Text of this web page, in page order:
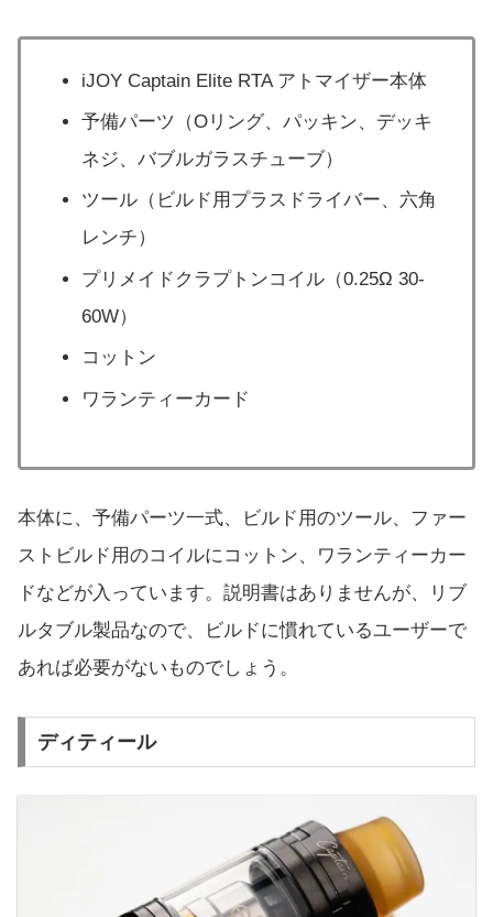
iJOY Captain Elite RTA アトマイザー本体
予備パーツ（Oリング、パッキン、デッキ
ネジ、バブルガラスチューブ）
ツール（ビルド用プラスドライバー、六角
レンチ）
プリメイドクラプトンコイル（0.25Ω 30-
60W）
コットン
ワランティーカード
本体に、予備パーツ一式、ビルド用のツール、ファー
ストビルド用のコイルにコットン、ワランティーカー
ドなどが入っています。説明書はありませんが、リブ
ルタブル製品なので、ビルドに慣れているユーザーで
あれば必要がないものでしょう。
ディティール